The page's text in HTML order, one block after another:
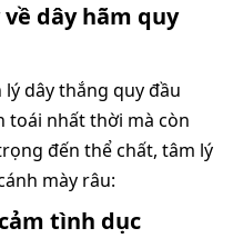
về dây hãm quy
dây thắng quy đầu
toái nhất thời mà còn
đến thể chất, tâm lý
mày râu:
tình dục